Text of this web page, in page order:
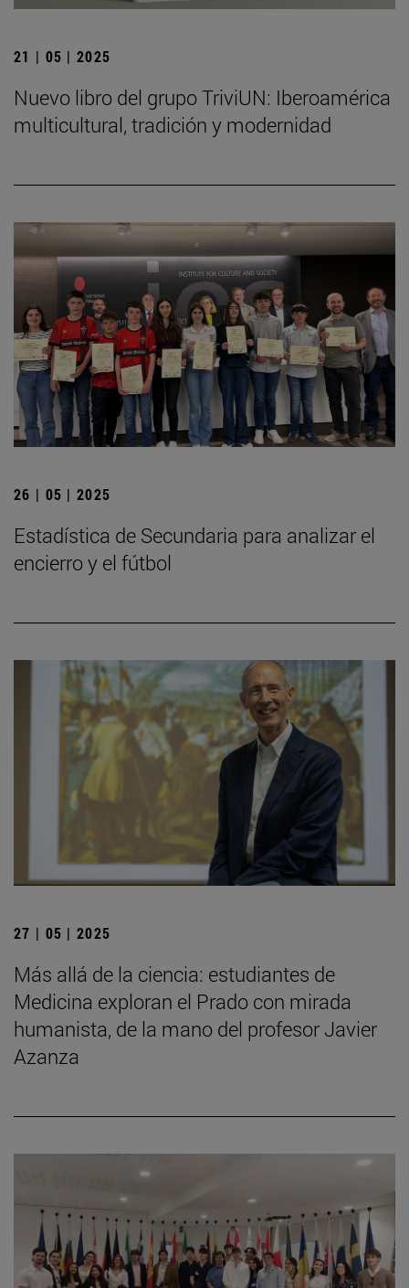
21 | 05 | 2025
Nuevo libro del grupo TriviUN: Iberoamérica
multicultural, tradición y modernidad
26 | 05 | 2025
Estadística de Secundaria para analizar el
encierro y el fútbol
27 | 05 | 2025
Más allá de la ciencia: estudiantes de
Medicina exploran el Prado con mirada
humanista, de la mano del profesor Javier
Azanza